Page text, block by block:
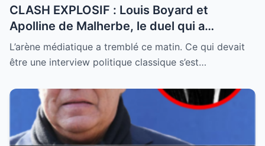
CLASH EXPLOSIF : Louis Boyard et
Apolline de Malherbe, le duel qui a
embrasé le direct !
L’arène médiatique a tremblé ce matin. Ce qui devait
être une interview politique classique s’est…